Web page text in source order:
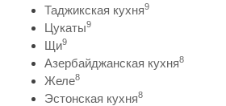
Таджикская кухня9
Цукаты9
Щи9
Азербайджанская кухня8
Желе8
Эстонская кухня8